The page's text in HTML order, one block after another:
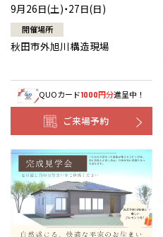
9月26日(土)・27日(日)
開催場所
秋田市外旭川構造現場
QUOカード1000円分進呈中！
ご来場予約